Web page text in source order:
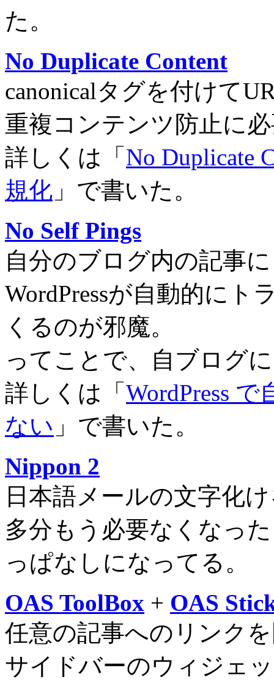
た。
No Duplicate Content
canonicalタグを付けて
重複コンテンツ防止に
詳しくは「 No Duplicate
規化 」で書いた。
No Self Pings
自分のブログ内の記事
WordPressが自動的に
くるのが邪魔。
ってことで、自ブログ
詳しくは「 WordPress
ない 」で書いた。
Nippon 2
日本語メールの文字化
多分もう必要なくなっ
っぱなしになってる。
OAS ToolBox + OAS
任意の記事へのリンク
サイドバーのウィジェ